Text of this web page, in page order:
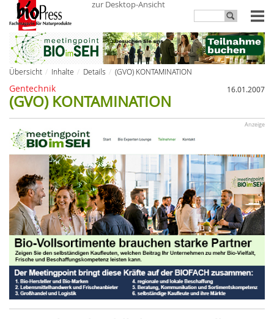
zur Desktop-Ansicht
Übersicht Inhalte Details (GVO) KONTAMINATION
Gentechnik 16.01.2007
(GVO) KONTAMINATION
Anzeige